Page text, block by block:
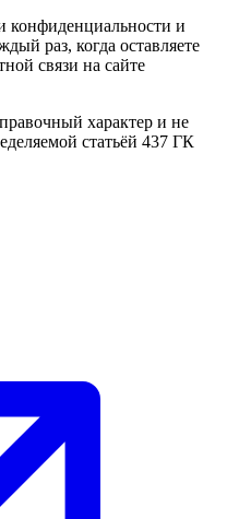
конфиденциальности и
раз, когда оставляете
связи на сайте
характер и не
статьёй 437 ГК